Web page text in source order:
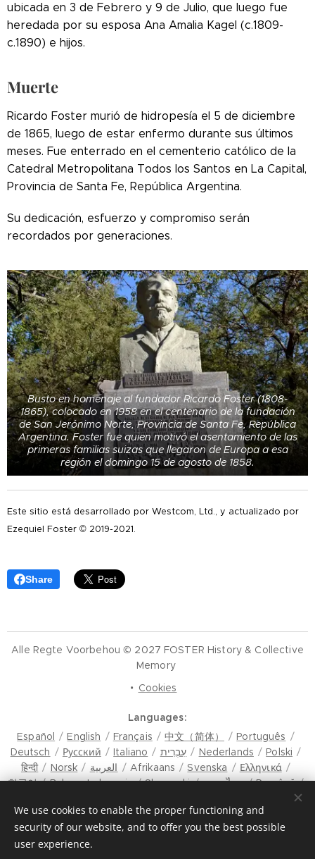
ubicada en 3 de Febrero y 9 de Julio, que luego fue
heredada por su esposa Ana Amalia Kagel (c.1809-
c.1890) e hijos.
Muerte
Ricardo Foster murió de hidropesía el 5 de diciembre
de 1865, luego de estar enfermo durante sus últimos
meses. Fue enterrado en el cementerio católico de la
Catedral Metropolitana Todos los Santos en La Capital,
Provincia de Santa Fe, República Argentina.
Su dedicación, esfuerzo y compromiso serán
recordados por generaciones.
Busto en homenaje al fundador Ricardo Foster (1808-
1865), colocado en 1958 en el centenario de la fundación
de San Jerónimo Norte, Provincia de Santa Fe, República
Argentina. Foster fue quien motivó el asentamiento de las
primeras familias suizas que llegaron de Europa a esa
región el domingo 15 de agosto de 1858.
Este sitio está desarrollado por Westcom, Ltd., y actualizado por
Ezequiel Foster © 2019-2021.
Share
Alle Regte Voorbehou © 2027 FOSTER History & Collective
Memory
Cookies
Languages
Español
English Français 中文（简体）
Português
Deutsch
Русский Italiano עִבְרִית Nederlands
Polski
हिन्दी
Norsk العربية Afrikaans Svenska
Ελληνικά
한국어
Bahasa Indonesia Slovenski ภาษาไทย
Română
Latviešu Valoda
Türkçe Tiếng Việt 日本語
Srpski
Eesti keel
Magyar മലയാളം فارسی
Bosanski
Lietuvių kalba
We use cookies to enable the proper functioning and
security of our website, and to offer you the best possible
user experience.